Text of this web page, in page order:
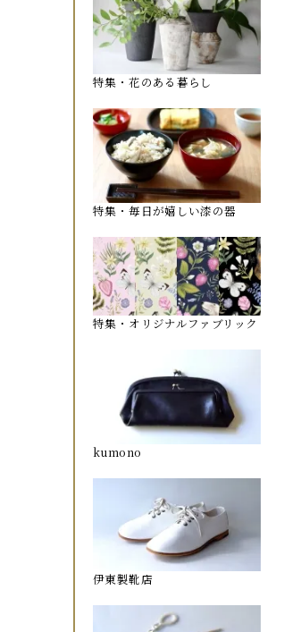
特集・花のある暮らし
特集・毎日が嬉しい漆の器
特集・オリジナルファブリック
kumono
伊東製靴店